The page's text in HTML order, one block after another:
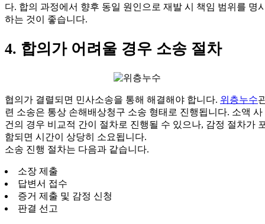
다. 합의 과정에서 향후 동일 원인으로 재발 시 책임 범위를 명
하는 것이 좋습니다.
4. 합의가 어려울 경우 소송 절차
협의가 결렬되면 민사소송을 통해 해결해야 합니다. 위층누수
련 소송은 통상 손해배상청구 소송 형태로 진행됩니다. 소액 사
건의 경우 비교적 간이 절차로 진행될 수 있으나, 감정 절차가
함되면 시간이 상당히 소요됩니다.
소송 진행 절차는 다음과 같습니다.
소장 제출
답변서 접수
증거 제출 및 감정 신청
판결 선고